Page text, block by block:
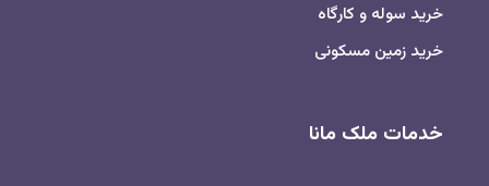
خرید سوله و کارگاه
خرید زمین مسکونی
خدمات ملک مانا